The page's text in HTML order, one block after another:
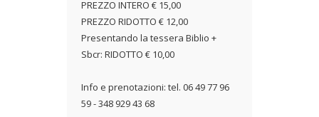
PREZZO INTERO € 15,00
PREZZO RIDOTTO € 12,00
Presentando la tessera Biblio +
Sbcr: RIDOTTO € 10,00
Info e prenotazioni: tel. 06 49 77 96
59 - 348 929 43 68